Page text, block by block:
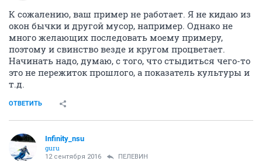
К сожалению, ваш пример не работает. Я не кидаю из
окон бычки и другой мусор, например. Однако не
много желающих последовать моему примеру,
поэтому и свинство везде и кругом процветает.
Начинать надо, думаю, с того, что стыдиться чего-то
это не пережиток прошлого, а показатель культуры и
т.д.
ОТВЕТИТЬ
Infinity_nsu
guru
12 сентября 2016 ПЕЛЕВИН